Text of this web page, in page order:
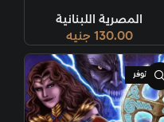
المصرية اللبنانية
130.00 جنيه
غير متوفر